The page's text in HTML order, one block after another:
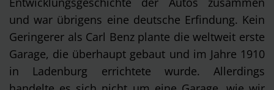
und war übrigens eine deutsche Erfindung. Kein
Geringerer als Carl Benz plante die weltweit erste
Garage, die überhaupt gebaut und im Jahre 1910
in Ladenburg errichtete wurde. Allerdings